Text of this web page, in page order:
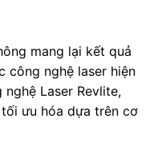
mang lại kết quả
công nghệ laser hiện
Laser Revlite,
ưu hóa dựa trên cơ